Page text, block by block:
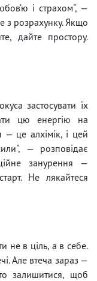
і страхом", —
з розрахунку. Якщо
дайте простору.
застосувати їх
цю енергію на
— це алхімік, і цей
— розповідає
занурення —
Не лякайтеся
не в ціль, а в себе.
Але втеча зараз —
залишитися, щоб